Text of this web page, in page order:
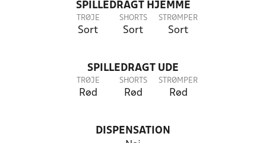
SPILLEDRAGT HJEMME
TRØJE
Sort
SHORTS
Sort
STRØMPER
Sort
SPILLEDRAGT UDE
TRØJE
Rød
SHORTS
Rød
STRØMPER
Rød
DISPENSATION